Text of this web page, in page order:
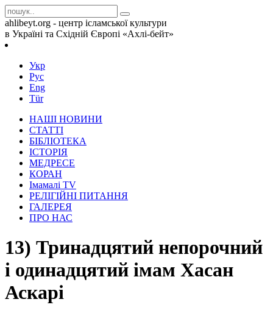
ahlibeyt.org - центр ісламської культури
в Україні та Східній Європі «Ахлі-бейт»
Укр
Рус
Eng
Tür
НАШІ НОВИНИ
СТАТТІ
БІБЛІОТЕКА
ІСТОРІЯ
МЕДРЕСЕ
КОРАН
Iмамалi TV
РЕЛІГІЙНІ ПИТАННЯ
ГАЛЕРЕЯ
ПРО НАС
13) Тринадцятий непорочний
і одинадцятий імам Хасан
Аскарі